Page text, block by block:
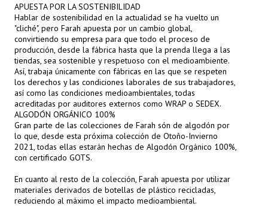
APUESTA POR LA SOSTENIBILIDAD
Hablar de sostenibilidad en la actualidad se ha vuelto un
"cliché", pero Farah apuesta por un cambio global,
convirtiendo su empresa para que todo el proceso de
producción, desde la fábrica hasta que la prenda llega a las
tiendas, sea sostenible y respetuoso con el medioambiente.
Así, trabaja únicamente con fábricas en las que se respeten
los derechos y las condiciones laborales de sus trabajadores,
así como las condiciones medioambientales, todas
acreditadas por auditores externos como WRAP o SEDEX.
ALGODÓN ORGÁNICO 100%
Gran parte de las colecciones de Farah són de algodón por
lo que, desde esta próxima colección de Otoño-Invierno
2021, todas ellas estarán hechas de Algodón Orgánico 100%,
con certificado GOTS.
En cuanto al resto de la colección, Farah apuesta por utilizar
materiales derivados de botellas de plástico recicladas,
reduciendo al máximo el impacto medioambiental.